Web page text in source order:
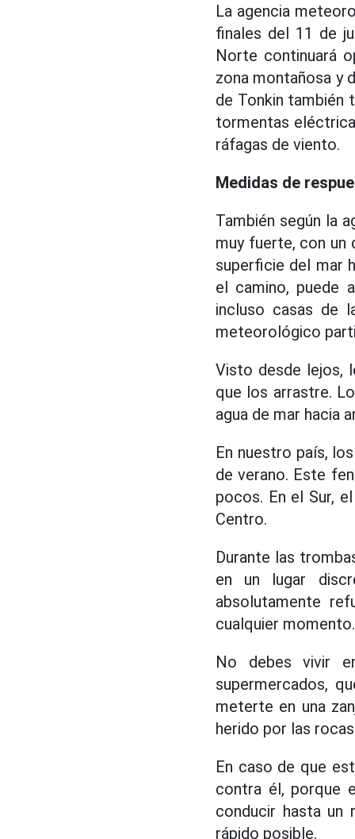
La agencia
finales del 11 de
Norte continuará
zona montañosa y
de Tonkin también
tormentas
ráfagas de viento.
Medidas de
También según la
muy fuerte, con un
superficie del mar
el camino, puede
incluso casas de
meteorológico
Visto desde lejos,
que los arrastre.
agua de mar hacia
En nuestro país,
de verano. Este
pocos. En el Sur,
Centro.
Durante las
en un lugar
absolutamente
cualquier momento.
No debes vivir
supermercados,
meterte en una
herido por las
En caso de que
contra él, porque
conducir hasta
rápido posible.